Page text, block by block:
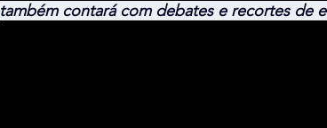
também contará com debates e recortes de